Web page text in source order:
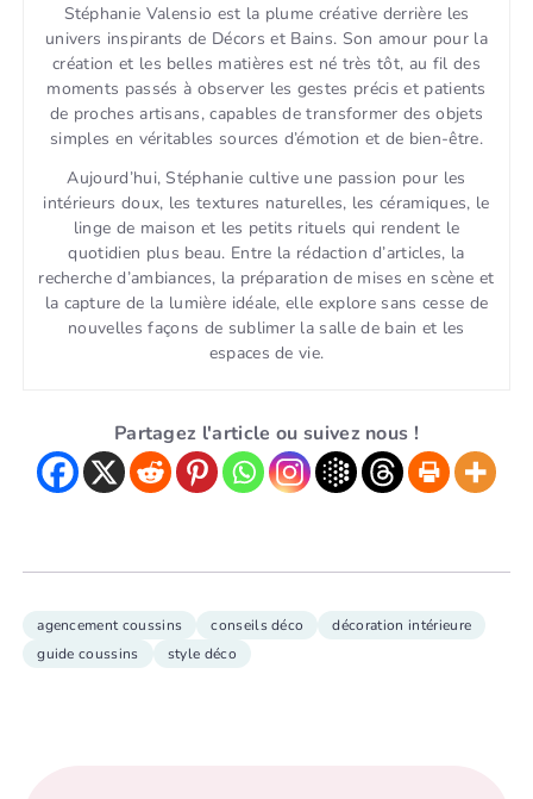
Stéphanie Valensio est la plume créative derrière les
univers inspirants de Décors et Bains. Son amour pour la
création et les belles matières est né très tôt, au fil des
moments passés à observer les gestes précis et patients
de proches artisans, capables de transformer des objets
simples en véritables sources d’émotion et de bien-être.
Aujourd’hui, Stéphanie cultive une passion pour les
intérieurs doux, les textures naturelles, les céramiques, le
linge de maison et les petits rituels qui rendent le
quotidien plus beau. Entre la rédaction d’articles, la
recherche d’ambiances, la préparation de mises en scène et
la capture de la lumière idéale, elle explore sans cesse de
nouvelles façons de sublimer la salle de bain et les
espaces de vie.
Partagez l'article ou suivez nous !
agencement coussins conseils déco
décoration intérieure
guide coussins
style déco